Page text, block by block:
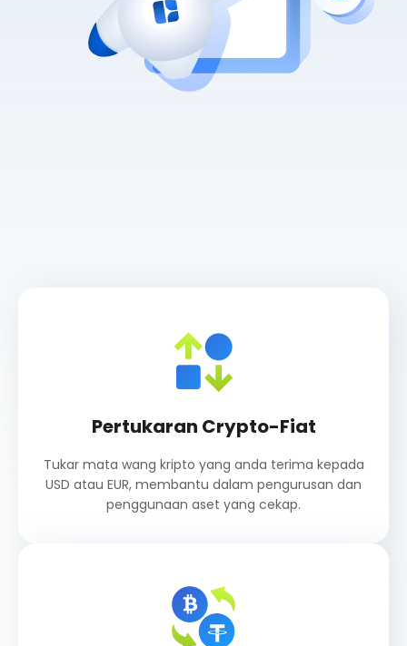
Pertukaran Crypto-Fiat
Tukar mata wang kripto yang anda terima kepada
USD atau EUR, membantu dalam pengurusan dan
penggunaan aset yang cekap.